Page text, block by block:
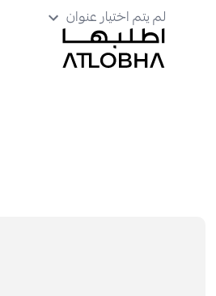
لم يتم اختيار عنوان